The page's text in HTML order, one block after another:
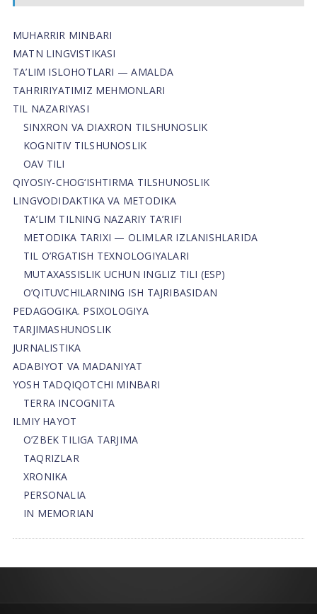
MUHARRIR MINBARI
MATN LINGVISTIKASI
TA’LIM ISLOHOTLARI — AMALDA
TAHRIRIYATIMIZ MEHMONLARI
TIL NAZARIYASI
SINXRON VA DIAXRON TILSHUNOSLIK
KOGNITIV TILSHUNOSLIK
OAV TILI
QIYOSIY-CHOG‘ISHTIRMA TILSHUNOSLIK
LINGVODIDAKTIKA VA METODIKA
TA’LIM TILNING NAZARIY TA’RIFI
METODIKA TARIXI — OLIMLAR IZLANISHLARIDA
TIL O’RGATISH TEXNOLOGIYALARI
MUTAXASSISLIK UCHUN INGLIZ TILI (ESP)
O’QITUVCHILARNING ISH TAJRIBASIDAN
PEDAGOGIKA. PSIXOLOGIYA
TARJIMASHUNOSLIK
JURNALISTIKA
ADABIYOT VA MADANIYAT
YOSH TADQIQOTCHI MINBARI
TERRA INCOGNITA
ILMIY HAYOT
O’ZBEK TILIGA TARJIMA
TAQRIZLAR
XRONIKA
PERSONALIA
IN MEMORIAN